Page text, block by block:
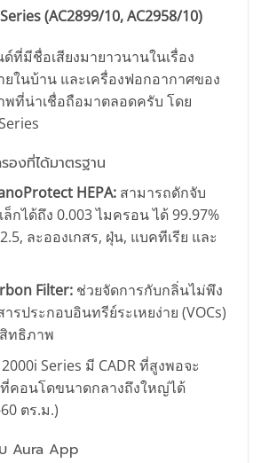
(AC2899/10, AC2958/10)
ที่มีชื่อเสียงมายาวนานในเรื่อง
ยในบ้าน และเครื่องฟอกอากาศของ
ที่น่าเชื่อถือมาตลอดครับ โดย
องที่ได้มาตรฐาน
HEPA:สามารถดักจับ
กได้ถึง 0.003 ไมครอน ได้ 99.97%
ละอองเกสร, ฝุ่น, แบคทีเรีย และ
Filter:ช่วยจัดการกับกลิ่นไม่พึง
รประกอบอินทรีย์ระเหยง่าย (VOCs)
ทธิภาพ
Series มี CADR ที่สูงพอจะ
คอนโดขนาดกลางถึงใหญ่ได้
ตร.ม.)
Aura App